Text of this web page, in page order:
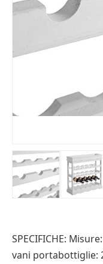
SPECIFICHE:
vani portabottiglie: